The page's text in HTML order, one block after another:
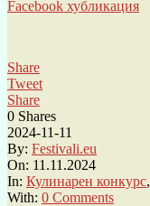
Facebook хубликация
Share
Tweet
Share
0 Shares
2024-11-11
By: Festivali.eu
On: 11.11.2024
In: Кулинарен конкурс,
With: 0 Comments